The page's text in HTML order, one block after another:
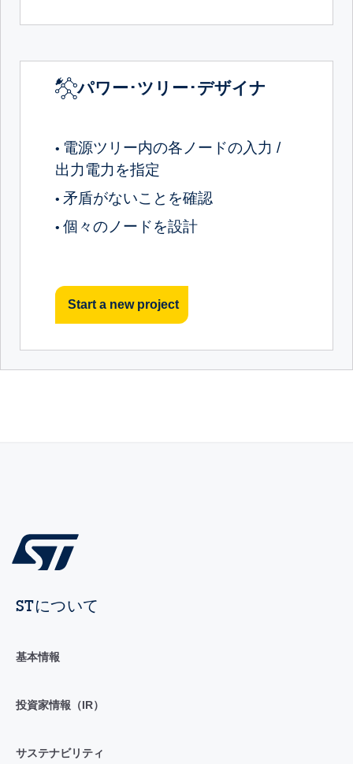
パワー･ツリー･デザイナ
• 電源ツリー内の各ノードの入力 /
出力電力を指定
• 矛盾がないことを確認
• 個々のノードを設計
Start a new project
STについて
基本情報
投資家情報（IR）
サステナビリティ